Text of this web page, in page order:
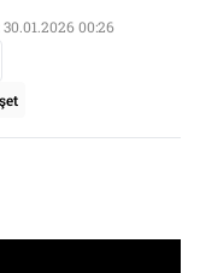
30.01.2026 00:26